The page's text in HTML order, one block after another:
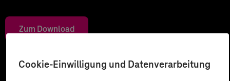
Cookie-Einwilligung und Datenverarbeitung
Zum Download